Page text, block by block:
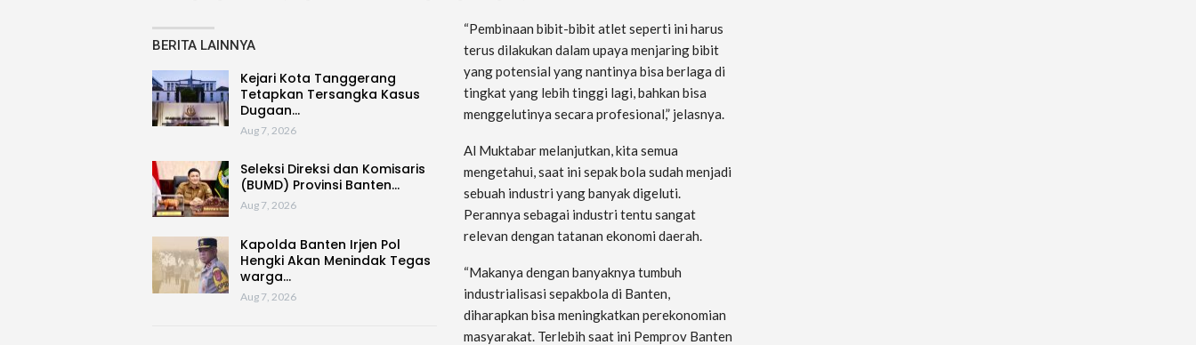
BERITA LAINNYA
Kejari Kota Tanggerang
Tetapkan Tersangka Kasus
Dugaan…
Aug 7, 2026
Seleksi Direksi dan Komisaris
(BUMD) Provinsi Banten…
Aug 7, 2026
Kapolda Banten Irjen Pol
Hengki Akan Menindak Tegas
warga…
Aug 7, 2026
“Pembinaan bibit-bibit atlet seperti ini harus
terus dilakukan dalam upaya menjaring bibit
yang potensial yang nantinya bisa berlaga di
tingkat yang lebih tinggi lagi, bahkan bisa
menggelutinya secara profesional,” jelasnya.
Al Muktabar melanjutkan, kita semua
mengetahui, saat ini sepak bola sudah menjadi
sebuah industri yang banyak digeluti.
Perannya sebagai industri tentu sangat
relevan dengan tatanan ekonomi daerah.
“Makanya dengan banyaknya tumbuh
industrialisasi sepakbola di Banten,
diharapkan bisa meningkatkan perekonomian
masyarakat. Terlebih saat ini Pemprov Banten